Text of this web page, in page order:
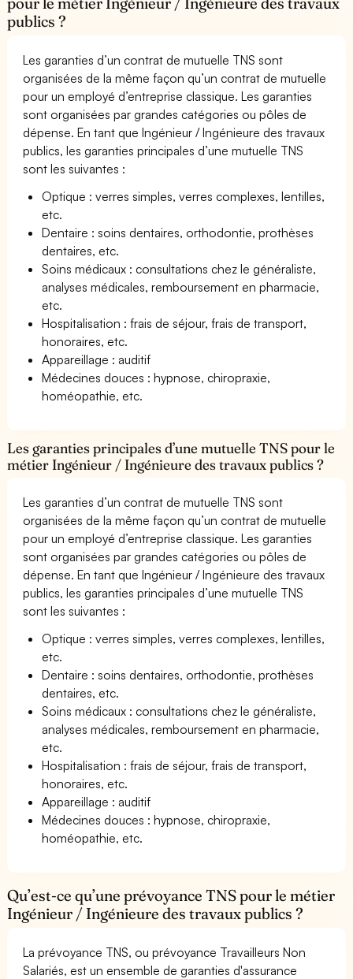
publics ?
Les garanties d’un contrat de mutuelle TNS sont
organisées de la même façon qu’un contrat de mutuelle
pour un employé d’entreprise classique. Les garanties
sont organisées par grandes catégories ou pôles de
dépense. En tant que Ingénieur / Ingénieure des travaux
publics, les garanties principales d’une mutuelle TNS
sont les suivantes :
Optique : verres simples, verres complexes, lentilles,
etc.
Dentaire : soins dentaires, orthodontie, prothèses
dentaires, etc.
Soins médicaux : consultations chez le généraliste,
analyses médicales, remboursement en pharmacie,
etc.
Hospitalisation : frais de séjour, frais de transport,
honoraires, etc.
Appareillage : auditif
Médecines douces : hypnose, chiropraxie,
homéopathie, etc.
Les garanties principales d’une mutuelle TNS pour le
métier Ingénieur / Ingénieure des travaux publics ?
Les garanties d’un contrat de mutuelle TNS sont
organisées de la même façon qu’un contrat de mutuelle
pour un employé d’entreprise classique. Les garanties
sont organisées par grandes catégories ou pôles de
dépense. En tant que Ingénieur / Ingénieure des travaux
publics, les garanties principales d’une mutuelle TNS
sont les suivantes :
Optique : verres simples, verres complexes, lentilles,
etc.
Dentaire : soins dentaires, orthodontie, prothèses
dentaires, etc.
Soins médicaux : consultations chez le généraliste,
analyses médicales, remboursement en pharmacie,
etc.
Hospitalisation : frais de séjour, frais de transport,
honoraires, etc.
Appareillage : auditif
Médecines douces : hypnose, chiropraxie,
homéopathie, etc.
Qu’est-ce qu’une prévoyance TNS pour le métier
Ingénieur / Ingénieure des travaux publics ?
La prévoyance TNS, ou prévoyance Travailleurs Non
Salariés, est un ensemble de garanties d'assurance